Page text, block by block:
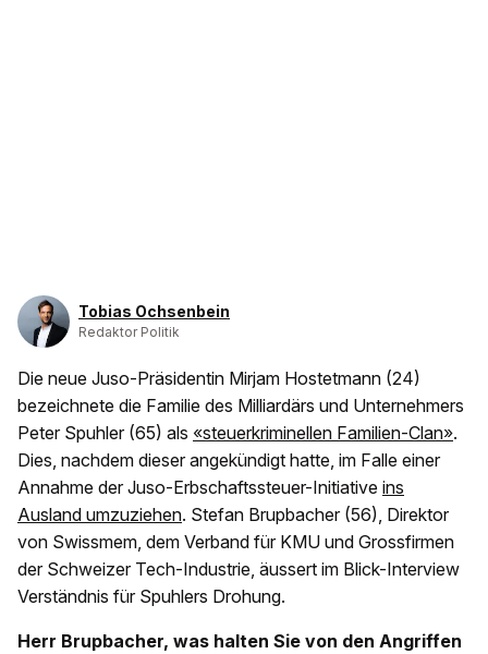
Tobias Ochsenbein
Redaktor Politik
Die neue Juso-Präsidentin Mirjam Hostetmann (24)
bezeichnete die Familie des Milliardärs und Unternehmers
Peter Spuhler (65) als «steuerkriminellen Familien-Clan».
Dies, nachdem dieser angekündigt hatte, im Falle einer
Annahme der Juso-Erbschaftssteuer-Initiative ins
Ausland umzuziehen. Stefan Brupbacher (56), Direktor
von Swissmem, dem Verband für KMU und Grossfirmen
der Schweizer Tech-Industrie, äussert im Blick-Interview
Verständnis für Spuhlers Drohung.
Herr Brupbacher, was halten Sie von den Angriffen